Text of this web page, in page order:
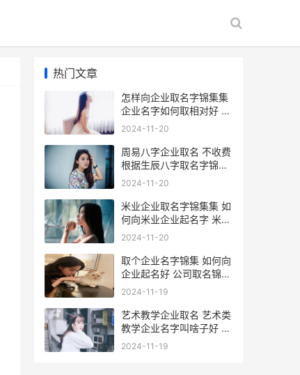
热门文章
怎样向企业取名字锦集集
企业名字如何取相对好 如
何给企业取一个好名字
2024-11-20
周易八字企业取名 不收费
根据生辰八字取名字锦集
八字企业取名
2024-11-20
米业企业取名字锦集集 如
何向米业企业起名字 米业
企业取名字怎么取
2024-11-20
取个企业名字锦集 如何向
企业起名好 公司取名锦的
最佳配字
2024-11-19
艺术教学企业取名 艺术类
教学企业名字叫啥子好 艺
术教育公司取名字大全
2024-11-19